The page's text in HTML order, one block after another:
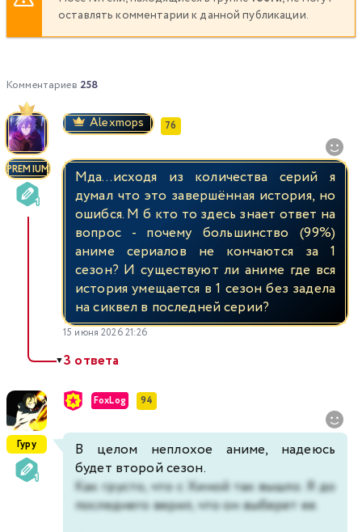
оставлять комментарии к данной публикации.
Комментариев 258
PREMIUM
Alexmops 76
Мда…исходя из количества серий я
думал что это завершённая история, но
ошибся. М б кто то здесь знает ответ на
вопрос - почему большинство (99%)
аниме сериалов не кончаются за 1
сезон? И существуют ли аниме где вся
история умещается в 1 сезон без задела
на сиквел в последней серии?
15 июня 2026 21:26
▼3 ответа
Гуру
FoxLog 94
В целом неплохое аниме, надеюсь
будет второй сезон.
Как грусто, что с Хиной так вышло. Я до
последнего верил, что он выберет ее.